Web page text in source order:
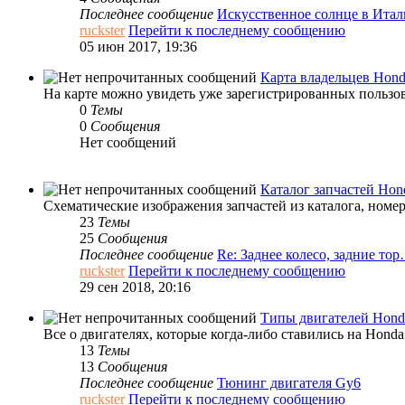
Последнее сообщение Искусственное солнце в
ruckster Перейти к последнему сообщению
05 июн 2017, 19:36
Карта владельцев
На карте можно увидеть уже зарегистрированных
0 Темы
0 Сообщения
Нет сообщений
Каталог запчастей
Схематические изображения запчастей из каталога,
23 Темы
25 Сообщения
Последнее сообщение Re: Заднее колесо, задние
ruckster Перейти к последнему сообщению
29 сен 2018, 20:16
Типы двигателей
Все о двигателях, которые когда-либо ставились на
13 Темы
13 Сообщения
Последнее сообщение Тюнинг двигателя Gy6
ruckster Перейти к последнему сообщению